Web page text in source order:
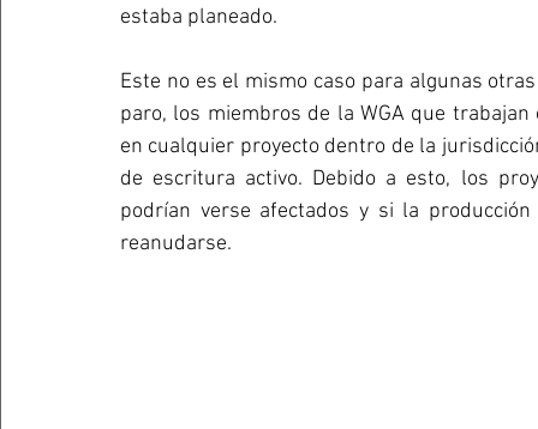
estaba planeado.
Este no es el mismo caso para algunas
paro, los miembros de la WGA que
en cualquier proyecto dentro de la
de escritura activo. Debido a esto, los
podrían verse afectados y si la
reanudarse.